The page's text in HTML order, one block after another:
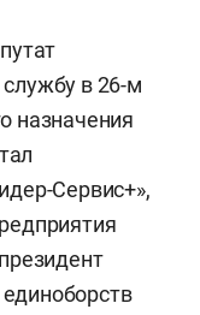
в 26-м
назначения
Сервис+»,